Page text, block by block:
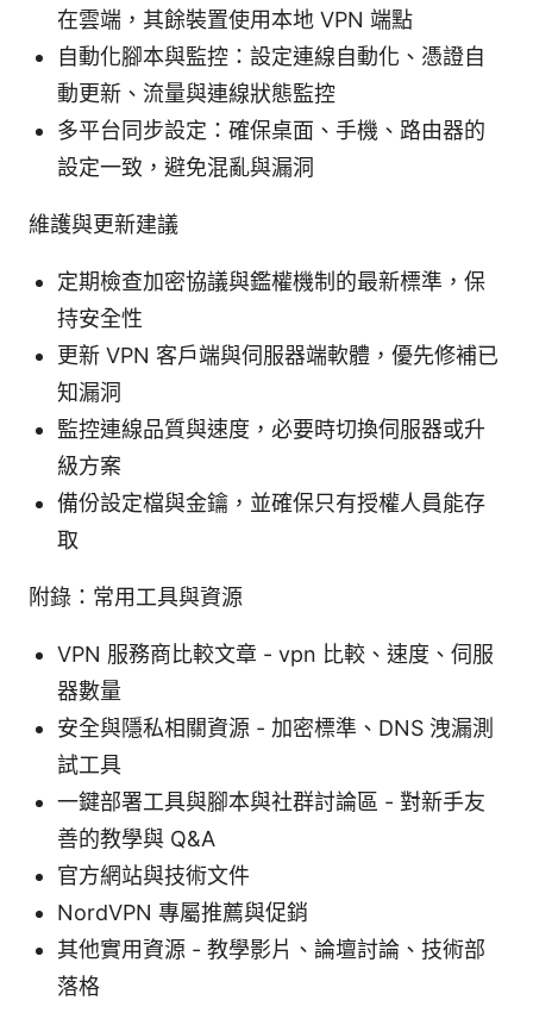
在雲端，其餘裝置使用本地 VPN 端點
自動化腳本與監控：設定連線自動化、憑證自
動更新、流量與連線狀態監控
多平台同步設定：確保桌面、手機、路由器的
設定一致，避免混亂與漏洞
維護與更新建議
定期檢查加密協議與鑑權機制的最新標準，保
持安全性
更新 VPN 客戶端與伺服器端軟體，優先修補已
知漏洞
監控連線品質與速度，必要時切換伺服器或升
級方案
備份設定檔與金鑰，並確保只有授權人員能存
取
附錄：常用工具與資源
VPN 服務商比較文章 - vpn 比較、速度、伺服
器數量
安全與隱私相關資源 - 加密標準、DNS 洩漏測
試工具
一鍵部署工具與腳本與社群討論區 - 對新手友
善的教學與 Q&A
官方網站與技術文件
NordVPN 專屬推薦與促銷
其他實用資源 - 教學影片、論壇討論、技術部
落格